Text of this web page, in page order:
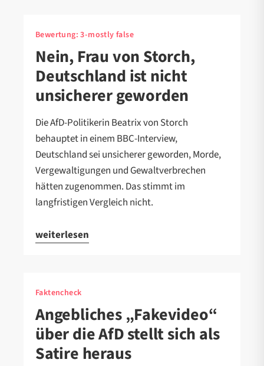
Bewertung:3-mostly false
Nein, Frau von Storch,
Deutschland ist nicht
unsicherer geworden
Die AfD-Politikerin Beatrix von Storch
behauptet in einem BBC-Interview,
Deutschland sei unsicherer geworden, Morde,
Vergewaltigungen und Gewaltverbrechen
hätten zugenommen. Das stimmt im
langfristigen Vergleich nicht.
weiterlesen
Faktencheck
Angebliches „Fakevideo“
über die AfD stellt sich als
Satire heraus